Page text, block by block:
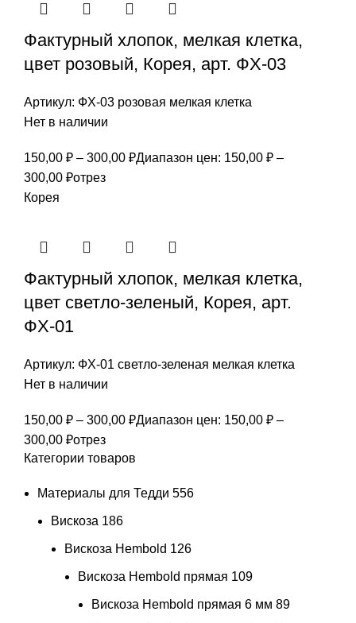
Фактурный хлопок, мелкая клетка,
цвет розовый, Корея, арт. ФХ-03
Артикул: ФХ-03 розовая мелкая клетка
Нет в наличии
150,00 ₽ – 300,00 ₽Диапазон цен: 150,00 ₽ –
300,00 ₽отрез
Корея
Фактурный хлопок, мелкая клетка,
цвет светло-зеленый, Корея, арт.
ФХ-01
Артикул: ФХ-01 светло-зеленая мелкая клетка
Нет в наличии
150,00 ₽ – 300,00 ₽Диапазон цен: 150,00 ₽ –
300,00 ₽отрез
Категории товаров
Материалы для Тедди 556
Вискоза 186
Вискоза Hembold 126
Вискоза Hembold прямая 109
Вискоза Hembold прямая 6 мм 89